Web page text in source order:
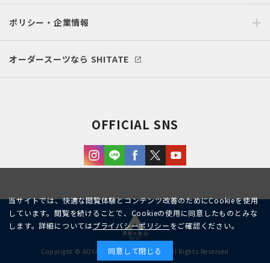
ポリシー・企業情報
オーダースーツなら SHITATE
OFFICIAL SNS
Copyright © AOYAMA TRADING Co.,Ltd. All Rights Reserved
当サイトでは、快適な閲覧体験とコンテンツ改善のためにCookieを使用
しています。閲覧を続けることで、Cookieの使用に同意したものとみな
します。詳細についてはプライバシーポリシーをご確認ください。
同意して閉じる